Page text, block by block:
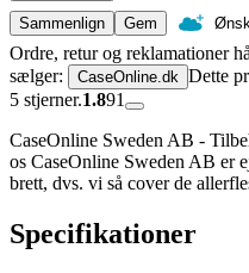
Sammenlign
Gem
Ordre, retur og reklamationer
sælger:
CaseOnline.dk Dette
5 stjerner.1.891
CaseOnline Sweden AB -
os CaseOnline Sweden AB er
brett, dvs. vi så cover de
Specifikationer